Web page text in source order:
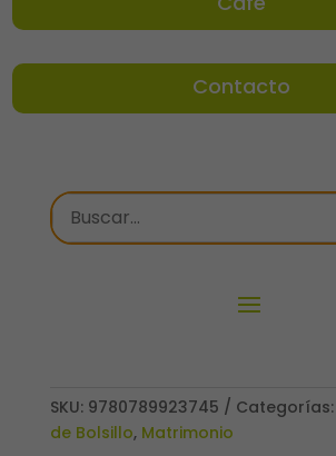
Contacto
SKU: 9780789923745 Categorías:
de Bolsillo, Matrimonio